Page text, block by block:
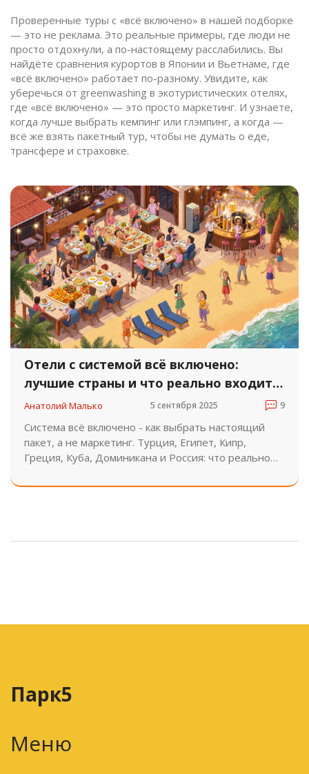
Проверенные туры с «всё включено» в нашей подборке
— это не реклама. Это реальные примеры, где люди не
просто отдохнули, а по-настоящему расслабились. Вы
найдёте сравнения курортов в Японии и Вьетнаме, где
«всё включено» работает по-разному. Увидите, как
уберечься от greenwashing в экотуристических отелях,
где «всё включено» — это просто маркетинг. И узнаете,
когда лучше выбрать кемпинг или глэмпинг, а когда —
всё же взять пакетный тур, чтобы не думать о еде,
трансфере и страховке.
Отели с системой всё включено:
лучшие страны и что реально входит в
цену
Анатолий Малько 5 сентября 2025 9
Система всё включено - как выбрать настоящий
пакет, а не маркетинг. Турция, Египет, Кипр,
Греция, Куба, Доминикана и Россия: что реально
Парк5
Меню